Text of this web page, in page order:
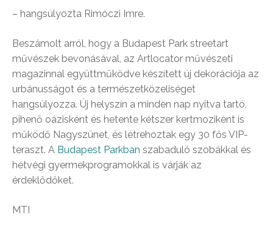
– hangsúlyozta Rimóczi Imre.
Beszámolt arról, hogy a Budapest Park streetart
művészek bevonásával, az Artlocator művészeti
magazinnal együttműködve készített új dekorációja az
urbánusságot és a természetközeliséget
hangsúlyozza. Új helyszín a minden nap nyitva tartó,
pihenő oázisként és hetente kétszer kertmoziként is
működő Nagyszünet, és létrehoztak egy 30 fős VIP-
teraszt. A Budapest Parkban szabaduló szobákkal és
hétvégi gyermekprogramokkal is várják az
érdeklődőket.
MTI